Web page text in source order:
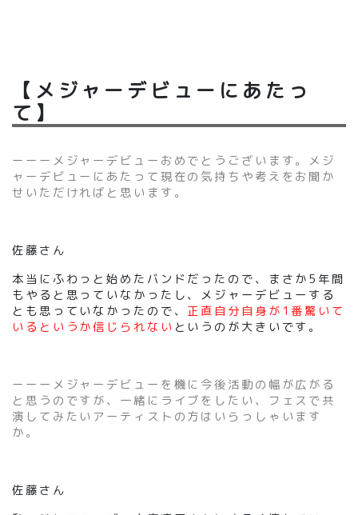
【メジャーデビューにあたっ
て】
ーーーメジャーデビューおめでとうございます。メジ
ャーデビューにあたって現在の気持ちや考えをお聞か
せいただければと思います。
佐藤さん
本当にふわっと始めたバンドだったので、まさか5年間
もやると思っていなかったし、メジャーデビューする
とも思っていなかったので、 正直自分自身が1番驚いて
いるというか信じられない というのが大きいです。
ーーーメジャーデビューを機に今後活動の幅が広がる
と思うのですが、一緒にライブをしたい、フェスで共
演してみたいアーティストの方はいらっしゃいます
か。
佐藤さん